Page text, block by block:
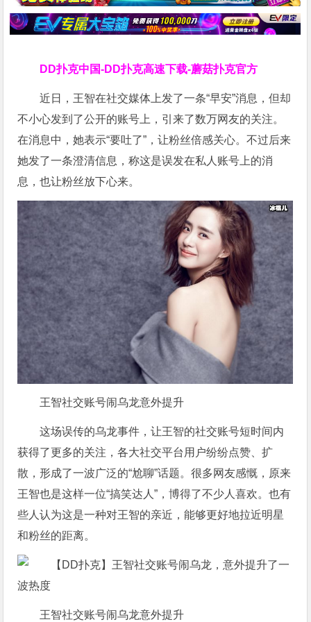
DD扑克中国-DD扑克高速下载-蘑菇扑克官方
近日，王智在社交媒体上发了一条“早安”消息，但却
不小心发到了公开的账号上，引来了数万网友的关注。
在消息中，她表示“要吐了”，让粉丝倍感关心。不过后来
她发了一条澄清信息，称这是误发在私人账号上的消
息，也让粉丝放下心来。
王智社交账号闹乌龙意外提升
这场误传的乌龙事件，让王智的社交账号短时间内
获得了更多的关注，各大社交平台用户纷纷点赞、扩
散，形成了一波广泛的“尬聊”话题。很多网友感慨，原来
王智也是这样一位“搞笑达人”，博得了不少人喜欢。也有
些人认为这是一种对王智的亲近，能够更好地拉近明星
和粉丝的距离。
王智社交账号闹乌龙意外提升